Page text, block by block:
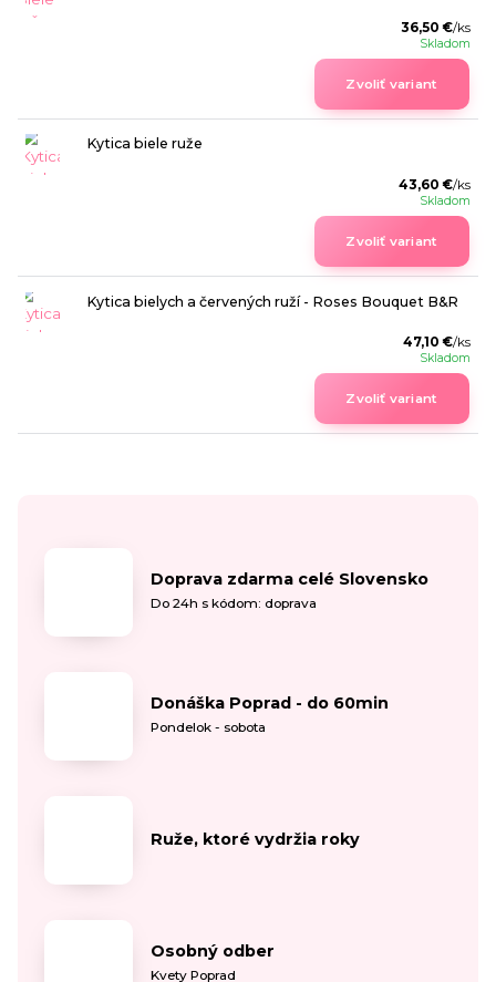
36,50 €/ks
Skladom
Zvoliť variant
Kytica biele ruže
43,60 €/ks
Skladom
Zvoliť variant
Kytica bielych a červených ruží - Roses Bouquet B&R
47,10 €/ks
Skladom
Zvoliť variant
Doprava zdarma celé Slovensko
Do 24h s kódom: doprava
Donáška Poprad - do 60min
Pondelok - sobota
Ruže, ktoré vydržia roky
Osobný odber
Kvety Poprad